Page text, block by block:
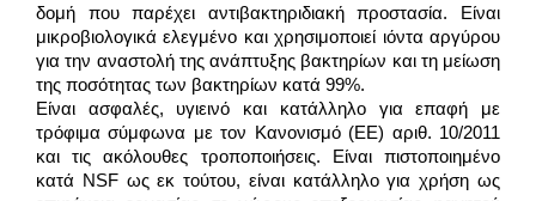
δομή που παρέχει αντιβακτηριδιακή προστασία. Είναι
μικροβιολογικά ελεγμένο και χρησιμοποιεί ιόντα αργύρου
για την αναστολή της ανάπτυξης βακτηρίων και τη μείωση
της ποσότητας των βακτηρίων κατά 99%.
Είναι ασφαλές, υγιεινό και κατάλληλο για επαφή με
τρόφιμα σύμφωνα με τον Κανονισμό (ΕΕ) αριθ. 10/2011
και τις ακόλουθες τροποποιήσεις. Είναι πιστοποιημένο
κατά NSF ως εκ τούτου, είναι κατάλληλο για χρήση ως